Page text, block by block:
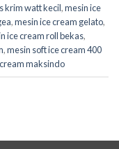
krim watt kecil,mesin ice
,mesin ice cream gelato,
ice cream roll bekas,
,mesin soft ice cream 400
maksindo